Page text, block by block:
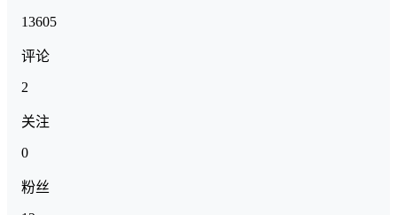
13605
评论
2
关注
0
粉丝